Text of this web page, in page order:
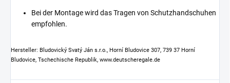
Bei der Montage wird das Tragen von Schutzhandschuhen
empfohlen.
Hersteller: Bludovický Svatý Ján s.r.o., Horní Bludovice 307, 739 37 Horní
Bludovice, Tschechische Republik, www.deutscheregale.de